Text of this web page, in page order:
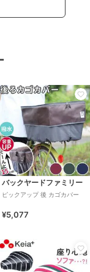
バックヤードファミリー
ピックアップ 後 カゴカバー
¥5,077